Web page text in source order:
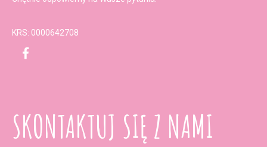
KRS: 0000642708
SKONTAKTUJ SIĘ Z NAMI